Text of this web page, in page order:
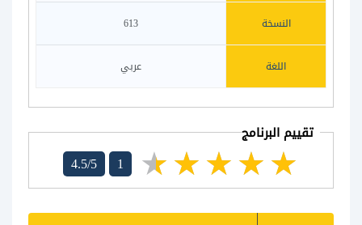
النسخة 613
اللغة عربي
تقييم البرنامج
4.5/5 1